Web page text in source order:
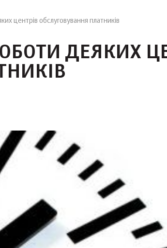
центрів обслуговування платників
ДЕЯКИХ